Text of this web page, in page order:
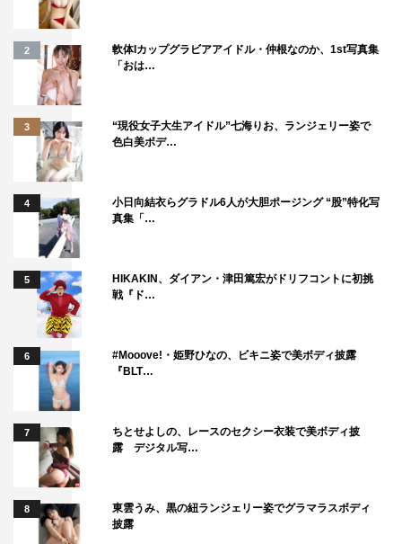
2
軟体Iカップグラビアアイドル・仲根なのか、1st写真集
「おは…
3
“現役女子大生アイドル”七海りお、ランジェリー姿で
色白美ボデ…
4
小日向結衣らグラドル6人が大胆ポージング “股”特化写
真集「…
5
HIKAKIN、ダイアン・津田篤宏がドリフコントに初挑
戦『ド…
6
#Mooove!・姫野ひなの、ビキニ姿で美ボディ披露
『BLT…
7
ちとせよしの、レースのセクシー衣装で美ボディ披
露 デジタル写…
8
東雲うみ、黒の紐ランジェリー姿でグラマラスボディ
披露